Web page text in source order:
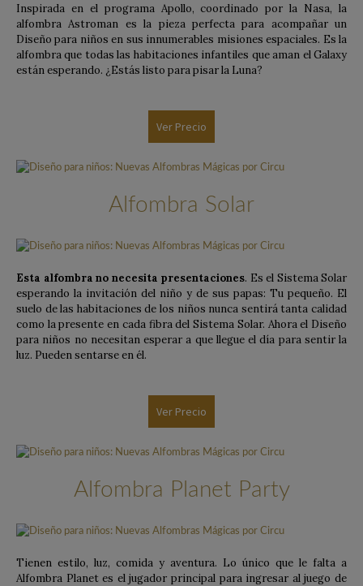
Inspirada en el programa Apollo, coordinado por la Nasa, la
alfombra Astroman es la pieza perfecta para acompañar un
Diseño para niños en sus innumerables misiones espaciales. Es la
alfombra que todas las habitaciones infantiles que aman el Galaxy
están esperando. ¿Estás listo para pisar la Luna?
Ver Precio
Alfombra Solar
Esta alfombra no necesita presentaciones. Es el Sistema Solar
esperando la invitación del niño y de sus papas: Tu pequeño. El
suelo de las habitaciones de los niños nunca sentirá tanta calidad
como la presente en cada fibra del Sistema Solar. Ahora el Diseño
para niños no necesitan esperar a que llegue el día para sentir la
luz. Pueden sentarse en él.
Ver Precio
Alfombra Planet Party
Tienen estilo, luz, comida y aventura. Lo único que le falta a
Alfombra Planet es el jugador principal para ingresar al juego de